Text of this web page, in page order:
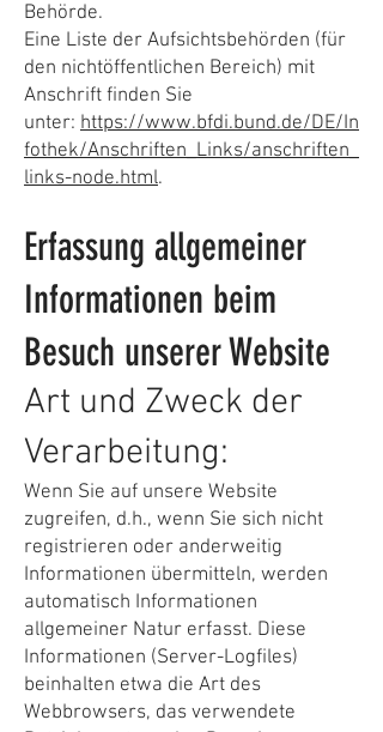
Behörde.
Eine Liste der Aufsichtsbehörden (für
den nichtöffentlichen Bereich) mit
Anschrift finden Sie
unter: https://www.bfdi.bund.de/DE/In
fothek/Anschriften_Links/anschriften_
links-node.html.
Erfassung allgemeiner
Informationen beim
Besuch unserer Website
Art und Zweck der
Verarbeitung:
Wenn Sie auf unsere Website
zugreifen, d.h., wenn Sie sich nicht
registrieren oder anderweitig
Informationen übermitteln, werden
automatisch Informationen
allgemeiner Natur erfasst. Diese
Informationen (Server-Logfiles)
beinhalten etwa die Art des
Webbrowsers, das verwendete